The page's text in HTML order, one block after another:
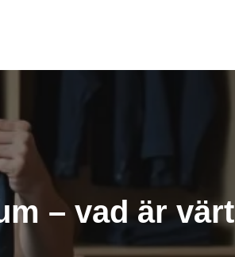
– vad är värt